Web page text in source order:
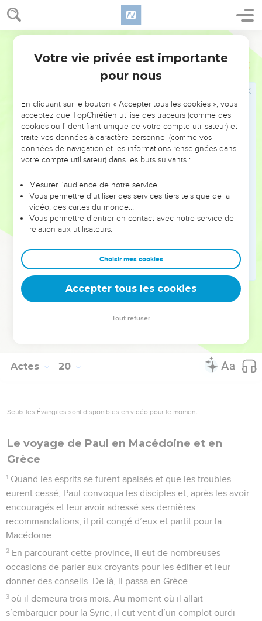
Actes 19
peuple : — Citoyens d’Éphèse, dit-il, quel homme au monde
ignore que notre cité d’Éphèse est la gardienne du temple
de la grande Artémis et de sa statue tombée du ciel ?
C’est là un fait incontestable. Il faut donc vous calmer et
garder votre sang-froid. Ne faites rien d’irréfléchi ! N’agissez
Vous avez amené ici ces hommes, mais ils n’ont dit aucun
mal de notre déesse.
Si donc Démétrius et les artisans de sa corporation ont des
griefs contre quelqu’un, ils n’ont qu’à porter plainte en
bonne et due forme ! Il y a des tribunaux et des magistrats
Et si vous avez encore d’autres réclamations à formuler,
ou d’autres affaires à régler, on peut les examiner dans une
assemblée légalement convoquée.
faire accuser d’avoir voulu nous révolter, car en fait, nous ne
pourrions alléguer aucune raison valable qui nous permette
de justifier une telle manifestation. Là-dessus, il ordonna à
l’assemblée de se disperser.
Actes 20
Seuls les Évangiles sont disponibles en vidéo pour le moment.
Le voyage de Paul en Macédoine et en
Grèce
1 Quand les esprits se furent apaisés et que les troubles
eurent cessé, Paul convoqua les disciples et, après les avoir
encouragés et leur avoir adressé ses dernières
recommandations, il prit congé d’eux et partit pour la
Macédoine.
2 En parcourant cette province, il eut de nombreuses
occasions de parler aux croyants pour les édifier et leur
donner des conseils. De là, il passa en Grèce
3 où il demeura trois mois. Au moment où il allait
s’embarquer pour la Syrie, il eut vent d’un complot ourdi
Votre vie privée est importante
pour nous
En cliquant sur le bouton « Accepter tous les cookies », vous
acceptez que TopChrétien utilise des traceurs (comme des
cookies ou l'identifiant unique de votre compte utilisateur) et
traite vos données à caractère personnel (comme vos
données de navigation et les informations renseignées dans
votre compte utilisateur) dans les buts suivants :
Mesurer l'audience de notre service
Vous permettre d'utiliser des services tiers tels que de la
vidéo, des cartes du monde…
Vous permettre d'entrer en contact avec notre service de
relation aux utilisateurs.
Choisir mes cookies
Accepter tous les cookies
Tout refuser